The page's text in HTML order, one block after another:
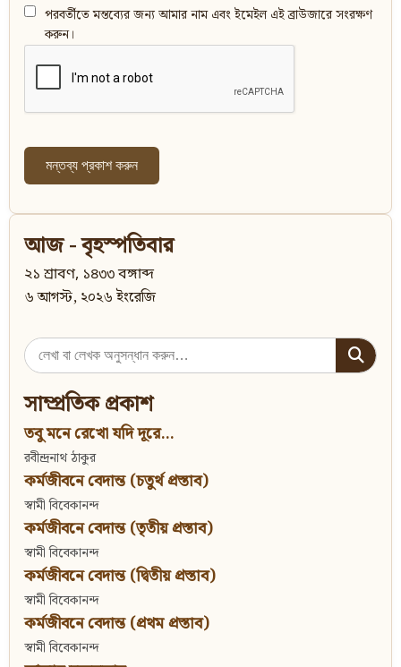
পরবর্তীতে মন্তব্যের জন্য আমার নাম এবং ইমেইল এই ব্রাউজারে সংরক্ষণ
করুন।
আজ - বৃহস্পতিবার
২১ শ্রাবণ, ১৪৩৩ বঙ্গাব্দ
৬ আগস্ট, ২০২৬ ইংরেজি
Search
for:
সাম্প্রতিক প্রকাশ
তবু মনে রেখো যদি দূরে...
রবীন্দ্রনাথ ঠাকুর
কর্মজীবনে বেদান্ত (চতুর্থ প্রস্তাব)
স্বামী বিবেকানন্দ
কর্মজীবনে বেদান্ত (তৃতীয় প্রস্তাব)
স্বামী বিবেকানন্দ
কর্মজীবনে বেদান্ত (দ্বিতীয় প্রস্তাব)
স্বামী বিবেকানন্দ
কর্মজীবনে বেদান্ত (প্রথম প্রস্তাব)
স্বামী বিবেকানন্দ